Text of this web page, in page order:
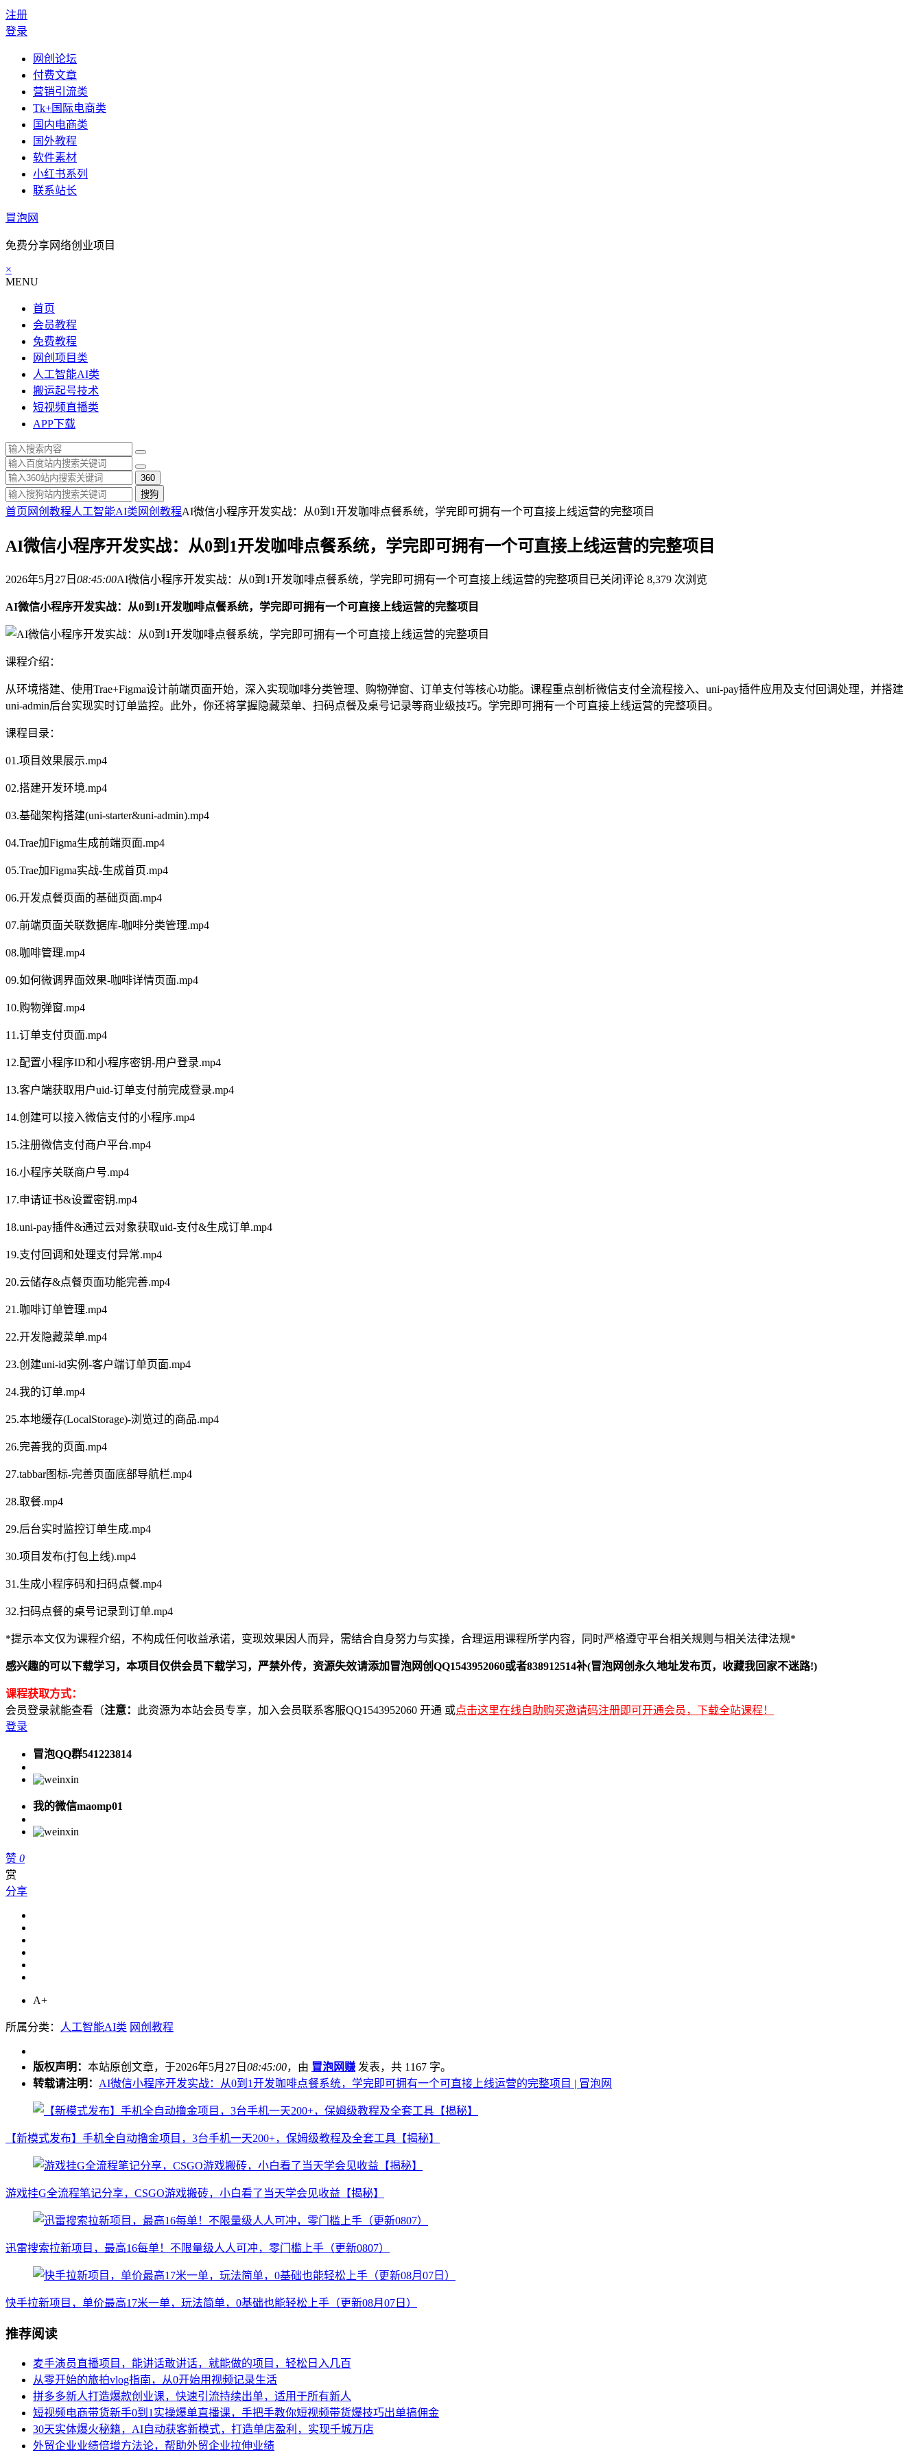
注册
登录
网创论坛
付费文章
营销引流类
Tk+国际电商类
国内电商类
国外教程
软件素材
小红书系列
联系站长
冒泡网
免费分享网络创业项目
×
MENU
首页
会员教程
免费教程
网创项目类
人工智能AI类
搬运起号技术
短视频直播类
APP下载
360
搜狗
首页 网创教程人工智能AI类 网创教程AI微信小程序开发实战：从0到1开发咖啡点餐系统，学完即可拥有一个可直接上线运营的完整项目
AI微信小程序开发实战：从0到1开发咖啡点餐系统，学完即可拥有一个可直接上线运营的完整项目
2026年5月27日 08:45:00AI微信小程序开发实战：从0到1开发咖啡点餐系统，学完即可拥有一个可直接上线运营的完整项目 已关闭评论 8,379 次浏览
AI微信小程序开发实战：从0到1开发咖啡点餐系统，学完即可拥有一个可直接上线运营的完整项目
课程介绍：
从环境搭建、使用Trae+Figma设计前端页面开始，深入实现咖啡分类管理、购物弹窗、订单支付等核心功能。课程重点剖析微信支付全流程接入、uni-pay插件应用及支付回调处理，并搭建
uni-admin后台实现实时订单监控。此外，你还将掌握隐藏菜单、扫码点餐及桌号记录等商业级技巧。学完即可拥有一个可直接上线运营的完整项目。
课程目录：
01.项目效果展示.mp4
02.搭建开发环境.mp4
03.基础架构搭建(uni-starter&uni-admin).mp4
04.Trae加Figma生成前端页面.mp4
05.Trae加Figma实战-生成首页.mp4
06.开发点餐页面的基础页面.mp4
07.前端页面关联数据库-咖啡分类管理.mp4
08.咖啡管理.mp4
09.如何微调界面效果-咖啡详情页面.mp4
10.购物弹窗.mp4
11.订单支付页面.mp4
12.配置小程序ID和小程序密钥-用户登录.mp4
13.客户端获取用户uid-订单支付前完成登录.mp4
14.创建可以接入微信支付的小程序.mp4
15.注册微信支付商户平台.mp4
16.小程序关联商户号.mp4
17.申请证书&设置密钥.mp4
18.uni-pay插件&通过云对象获取uid-支付&生成订单.mp4
19.支付回调和处理支付异常.mp4
20.云储存&点餐页面功能完善.mp4
21.咖啡订单管理.mp4
22.开发隐藏菜单.mp4
23.创建uni-id实例-客户端订单页面.mp4
24.我的订单.mp4
25.本地缓存(LocalStorage)-浏览过的商品.mp4
26.完善我的页面.mp4
27.tabbar图标-完善页面底部导航栏.mp4
28.取餐.mp4
29.后台实时监控订单生成.mp4
30.项目发布(打包上线).mp4
31.生成小程序码和扫码点餐.mp4
32.扫码点餐的桌号记录到订单.mp4
*提示本文仅为课程介绍，不构成任何收益承诺，变现效果因人而异，需结合自身努力与实操，合理运用课程所学内容，同时严格遵守平台相关规则与相关法律法规*
感兴趣的可以下载学习，本项目仅供会员下载学习，严禁外传，资源失效请添加冒泡网创QQ1543952060或者838912514补(冒泡网创永久地址发布页，收藏我回家不迷路!)
课程获取方式：
会员登录就能查看（注意： 此资源为本站会员专享，加入会员联系客服QQ1543952060 开通 或点击这里在线自助购买邀请码注册即可开通会员，下载全站课程！
登录
冒泡QQ群541223814
我的微信maomp01
赞 0
赏
分享
A+
所属分类： 人工智能AI类 网创教程
版权声明： 本站原创文章，于2026年5月27日 08:45:00，由 冒泡网赚 发表，共 1167 字。
转载请注明： AI微信小程序开发实战：从0到1开发咖啡点餐系统，学完即可拥有一个可直接上线运营的完整项目 | 冒泡网
【新模式发布】手机全自动撸金项目，3台手机一天200+，保姆级教程及全套工具【揭秘】
游戏挂G全流程笔记分享，CSGO游戏搬砖，小白看了当天学会见收益【揭秘】
迅雷搜索拉新项目，最高16每单！不限量级人人可冲，零门槛上手（更新0807）
快手拉新项目，单价最高17米一单，玩法简单，0基础也能轻松上手（更新08月07日）
推荐阅读
麦手演员直播项目，能讲话敢讲话，就能做的项目，轻松日入几百
从零开始的旅拍vlog指南，从0开始用视频记录生活
拼多多新人打造爆款创业课，快速引流持续出单，适用于所有新人
短视频电商带货新手0到1实操爆单直播课，手把手教你短视频带货爆技巧出单搞佣金
30天实体爆火秘籍，AI自动获客新模式，打造单店盈利，实现千城万店
外贸企业业绩倍增方法论，帮助外贸企业拉伸业绩